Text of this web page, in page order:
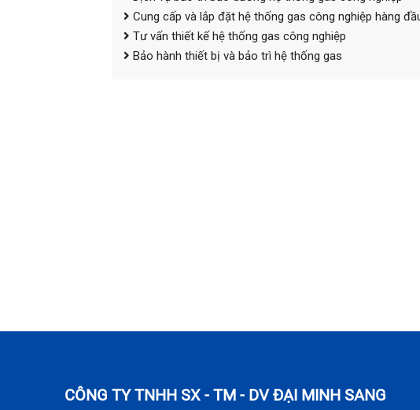
Cung cấp và lắp đặt hệ thống gas công nghiệp hàng
Tư vấn thiết kế hệ thống gas công nghiệp
Bảo hành thiết bị và bảo trì hệ thống gas
CÔNG TY TNHH SX - TM - DV ĐẠI MINH SANG